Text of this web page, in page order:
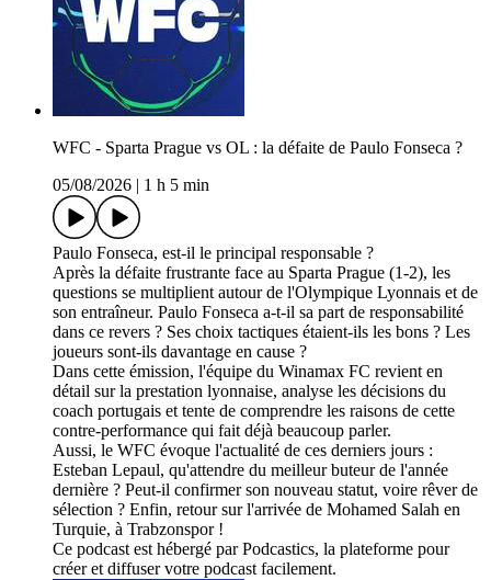
WFC - Sparta Prague vs OL : la défaite de Paulo Fonseca ?
05/08/2026
1 h 5 min
Paulo Fonseca, est-il le principal responsable ?
Après la défaite frustrante face au Sparta Prague (1-2), les
questions se multiplient autour de l'Olympique Lyonnais et de
son entraîneur. Paulo Fonseca a-t-il sa part de responsabilité
dans ce revers ? Ses choix tactiques étaient-ils les bons ? Les
joueurs sont-ils davantage en cause ?
Dans cette émission, l'équipe du Winamax FC revient en
détail sur la prestation lyonnaise, analyse les décisions du
coach portugais et tente de comprendre les raisons de cette
contre-performance qui fait déjà beaucoup parler.
Aussi, le WFC évoque l'actualité de ces derniers jours :
Esteban Lepaul, qu'attendre du meilleur buteur de l'année
dernière ? Peut-il confirmer son nouveau statut, voire rêver de
sélection ? Enfin, retour sur l'arrivée de Mohamed Salah en
Turquie, à Trabzonspor !
Ce podcast est hébergé par Podcastics, la plateforme pour
créer et diffuser votre podcast facilement.